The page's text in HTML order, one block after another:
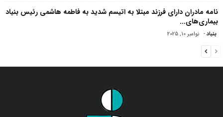
نامه مادران دارای فرزند مبتلا به اتیسم شدید به فاطمه هاشمی رئیس بنیاد
بیماری‌های...
بنیاد- نوامبر 10, 2025